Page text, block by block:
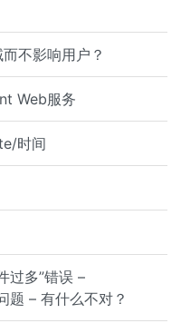
不影响用户？
Web服务
时间
过多”错误 –
– 有什么不对？